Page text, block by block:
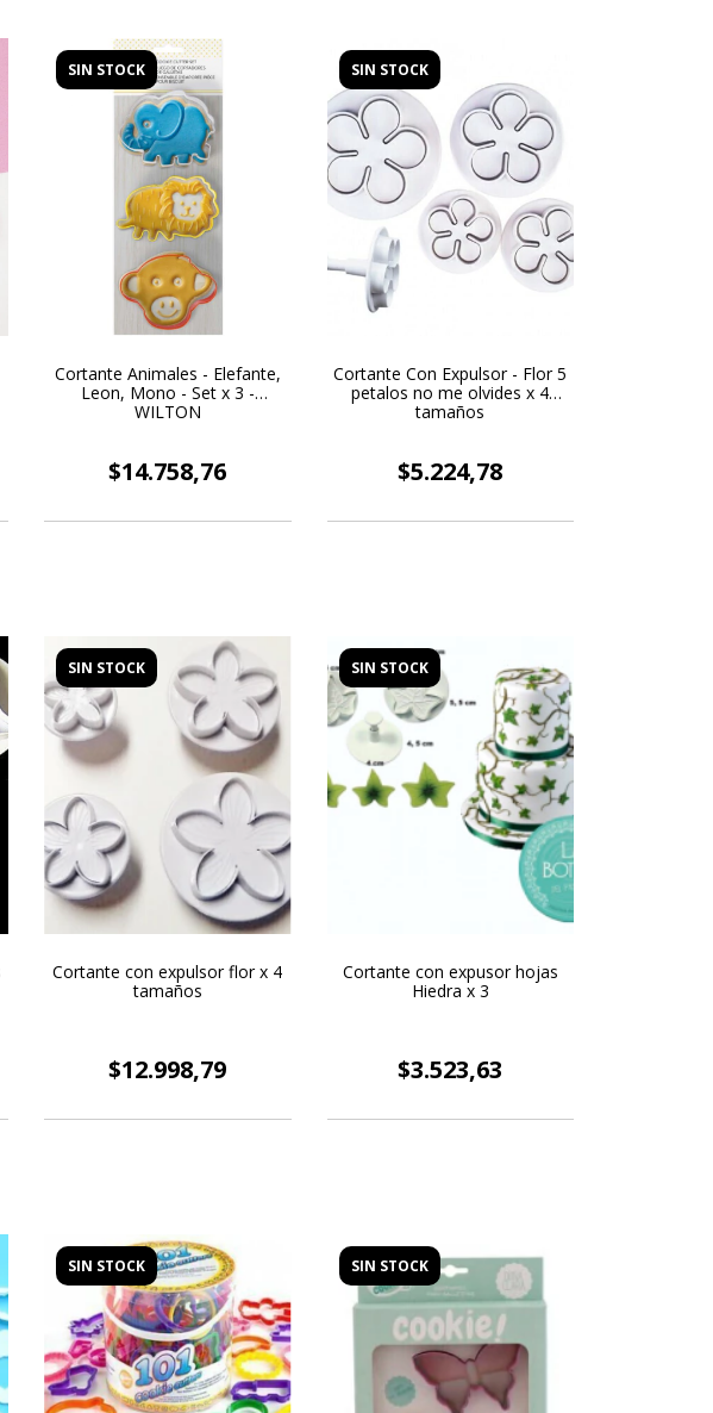
SIN STOCK
Cortante Animales - Elefante,
Leon, Mono - Set x 3 -
WILTON
$14.758,76
SIN STOCK
Cortante Con Expulsor - Flor 5
petalos no me olvides x 4
tamaños
$5.224,78
SIN STOCK
Cortante con expulsor flor x 4
tamaños
$12.998,79
SIN STOCK
Cortante con expusor hojas
Hiedra x 3
$3.523,63
SIN STOCK SIN STOCK